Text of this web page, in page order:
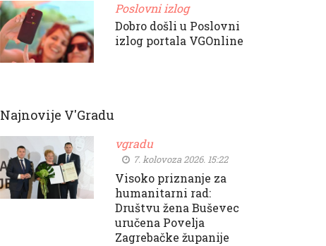
Poslovni izlog
Dobro došli u Poslovni
izlog portala VGOnline
Najnovije V'Gradu
vgradu
7. kolovoza 2026. 15:22
Visoko priznanje za
humanitarni rad:
Društvu žena Buševec
uručena Povelja
Zagrebačke županije